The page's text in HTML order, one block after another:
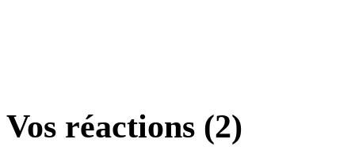
Vos réactions (2)